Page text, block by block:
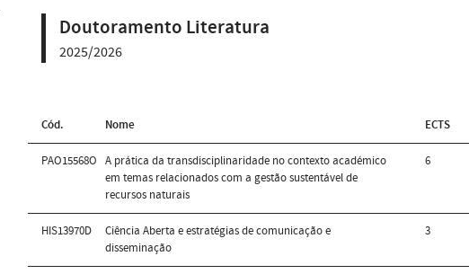
Doutoramento Literatura
2025/2026
Cód. Nome ECTS
PAO15568O A prática da transdisciplinaridade no contexto académico
em temas relacionados com a gestão sustentável de
recursos naturais
6
HIS13970D
Ciência Aberta e estratégias de comunicação e
disseminação
3